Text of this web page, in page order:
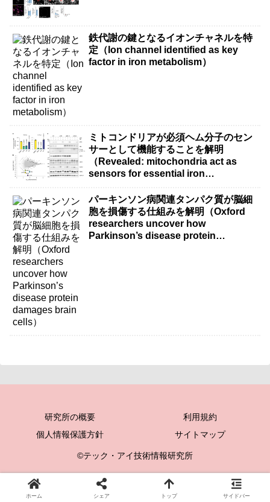
鉄代謝の鍵となるイオンチャネルを特
定（Ion channel identified as key
factor in iron metabolism）
ミトコンドリアが必須ヘム分子のセン
サーとして機能することを解明
（Revealed: mitochondria act as
sensors for essential iron
パーキンソン病関連タンパク質が脳細
胞を損傷する仕組みを解明（Oxford
researchers uncover how
Parkinson’s disease protein
研究所の概要
利用規約
個人情報保護方針
サイトマップ
©テック・アイ技術情報研究所
ホーム シェア トップ サイドバー